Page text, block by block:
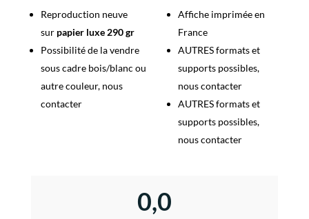
Vignoble
Reproduction neuve
sur papier luxe 290 gr
Possibilité de la vendre
sous cadre bois/blanc ou
autre couleur, nous
contacter
Affiche imprimée en
France
AUTRES formats et
supports possibles,
nous contacter
AUTRES formats et
supports possibles,
nous contacter
0,0